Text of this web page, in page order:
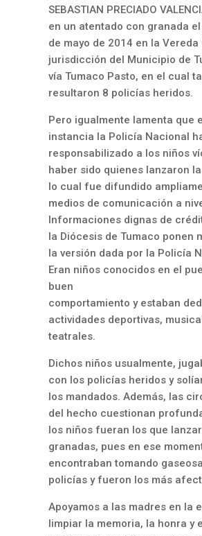
SEBASTIAN PRECIADO
en un atentado con granada
de mayo de 2014 en la Vereda
jurisdicción del Municipio de
vía Tumaco Pasto, en el cual
resultaron 8 policías heridos.
Pero igualmente lamenta que
instancia la Policía Nacional
responsabilizado a los niños
haber sido quienes lanzaron
lo cual fue difundido
medios de comunicación a
Informaciones dignas de
la Diócesis de Tumaco ponen
la versión dada por la Policía
Eran niños conocidos en el
buen
comportamiento y estaban
actividades deportivas,
teatrales.
Dichos niños usualmente,
con los policías heridos y
los mandados. Además, las
del hecho cuestionan
los niños fueran los que
granadas, pues en ese
encontraban tomando
policías y fueron los más
Apoyamos a las madres en la
limpiar la memoria, la honra y